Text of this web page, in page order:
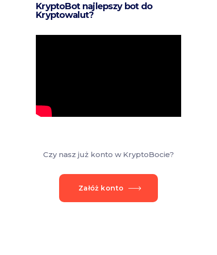
KryptoBot najlepszy bot do
Kryptowalut?
Czy nasz już konto w KryptoBocie?
Załóż konto